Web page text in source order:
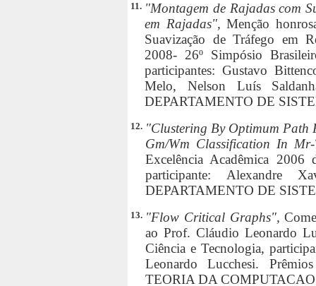
11. "Montagem de Rajadas com
em Rajadas",Menção
Suavização de Tráfego em
2008- 26º Simpósio
participantes: Gustavo
Melo, Nelson Luís
DEPARTAMENTO DE
12. "Clustering By Optimum Path
Gm/Wm Classification In
Excelência Acadêmica
participante: Alexandre
DEPARTAMENTO DE
13. "Flow Critical Graphs",
ao Prof. Cláudio Leonardo
Ciência e Tecnologia,
Leonardo Lucchesi.
TEORIA DA